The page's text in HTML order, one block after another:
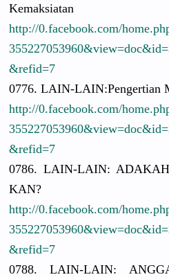
Kemaksiatan
http://0.facebook.com/
355227053960&view=do
&refid=7
0776. LAIN-LAIN:Pengertian
http://0.facebook.com/
355227053960&view=do
&refid=7
0786. LAIN-LAIN:
KAN?
http://0.facebook.com/
355227053960&view=do
&refid=7
0788. LAIN-LAIN: